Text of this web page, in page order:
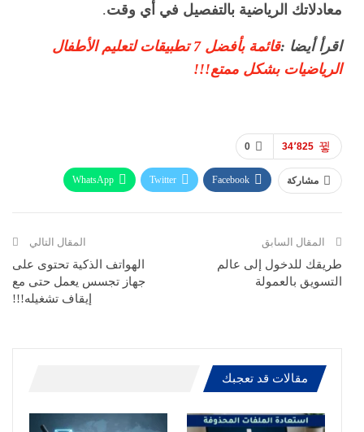
معادلاتك الرياضية بالتفصيل في أي وقت.
اقرأ أيضا :
قائمة بأفضل 7 تطبيقات لتعليم الأطفال
الرياضيات بشكل ممتع!!!
0 34٬825
مشاركة Facebook
Twitter
WhatsApp
المقال السابق
طريقك للدخول إلى عالم
التسويق بالعمولة
المقال التالي
الهواتف الذكية تحتوى على
جهاز تجسس يعمل حتى مع
إيقاف تشغيله!!!
مقالات قد تعجبك